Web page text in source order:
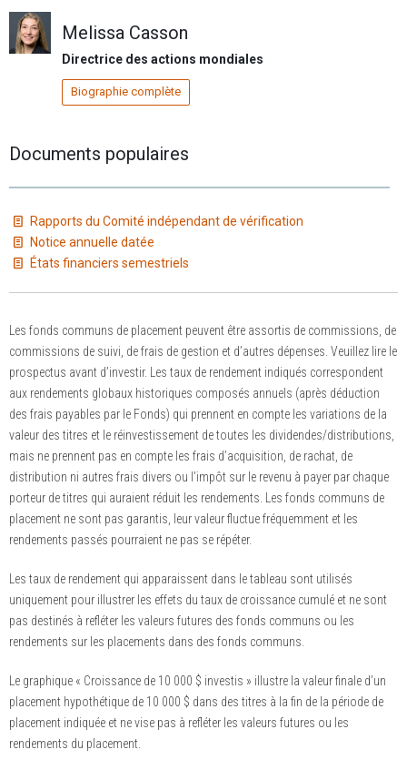
Melissa Casson
Directrice des actions mondiales
Biographie complète
Documents populaires
Rapports du Comité indépendant de vérification
Notice annuelle datée
États financiers semestriels
Les fonds communs de placement peuvent être assortis de commissions, de
commissions de suivi, de frais de gestion et d’autres dépenses. Veuillez lire le
prospectus avant d’investir. Les taux de rendement indiqués correspondent
aux rendements globaux historiques composés annuels (après déduction
des frais payables par le Fonds) qui prennent en compte les variations de la
valeur des titres et le réinvestissement de toutes les dividendes/distributions,
mais ne prennent pas en compte les frais d’acquisition, de rachat, de
distribution ni autres frais divers ou l’impôt sur le revenu à payer par chaque
porteur de titres qui auraient réduit les rendements. Les fonds communs de
placement ne sont pas garantis, leur valeur fluctue fréquemment et les
rendements passés pourraient ne pas se répéter.
Les taux de rendement qui apparaissent dans le tableau sont utilisés
uniquement pour illustrer les effets du taux de croissance cumulé et ne sont
pas destinés à refléter les valeurs futures des fonds communs ou les
rendements sur les placements dans des fonds communs.
Le graphique « Croissance de 10 000 $ investis » illustre la valeur finale d’un
placement hypothétique de 10 000 $ dans des titres à la fin de la période de
placement indiquée et ne vise pas à refléter les valeurs futures ou les
rendements du placement.